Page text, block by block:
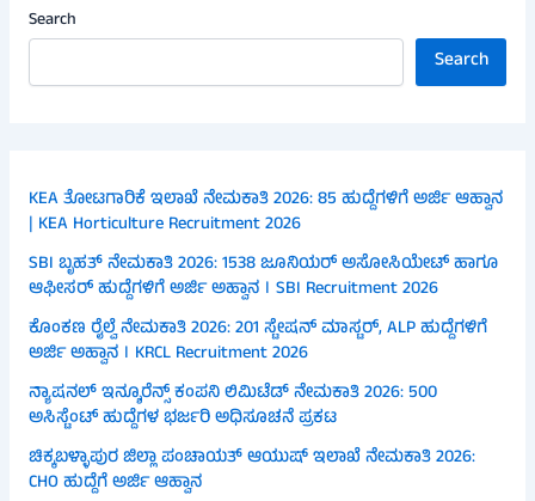
Search
Search
KEA ತೋಟಗಾರಿಕೆ ಇಲಾಖೆ ನೇಮಕಾತಿ 2026: 85 ಹುದ್ದೆಗಳಿಗೆ ಅರ್ಜಿ ಆಹ್ವಾನ
| KEA Horticulture Recruitment 2026
SBI ಬೃಹತ್ ನೇಮಕಾತಿ 2026: 1538 ಜೂನಿಯರ್ ಅಸೋಸಿಯೇಟ್ ಹಾಗೂ
ಆಫೀಸರ್ ಹುದ್ದೆಗಳಿಗೆ ಅರ್ಜಿ ಅಹ್ವಾನ । SBI Recruitment 2026
ಕೊಂಕಣ ರೈಲ್ವೆ ನೇಮಕಾತಿ 2026: 201 ಸ್ಟೇಷನ್ ಮಾಸ್ಟರ್, ALP ಹುದ್ದೆಗಳಿಗೆ
ಅರ್ಜಿ ಅಹ್ವಾನ । KRCL Recruitment 2026
ನ್ಯಾಷನಲ್ ಇನ್ಶೂರೆನ್ಸ್ ಕಂಪನಿ ಲಿಮಿಟೆಡ್ ನೇಮಕಾತಿ 2026: 500
ಅಸಿಸ್ಟೆಂಟ್ ಹುದ್ದೆಗಳ ಭರ್ಜರಿ ಅಧಿಸೂಚನೆ ಪ್ರಕಟ
ಚಿಕ್ಕಬಳ್ಳಾಪುರ ಜಿಲ್ಲಾ ಪಂಚಾಯತ್ ಆಯುಷ್ ಇಲಾಖೆ ನೇಮಕಾತಿ 2026:
CHO ಹುದ್ದೆಗೆ ಅರ್ಜಿ ಆಹ್ವಾನ